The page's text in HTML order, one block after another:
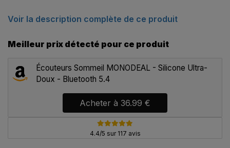
Voir la description complète de ce produit
Meilleur prix détecté pour ce produit
Écouteurs Sommeil MONODEAL - Silicone Ultra-
Doux - Bluetooth 5.4
Acheter à 36.99 €
4.4/5 sur 117 avis